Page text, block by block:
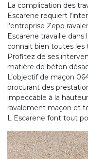
La complication des
Escarene requiert
l’entreprise Zepp
Escarene travaille
connait bien toutes
Profitez de ses
matière de béton
L’objectif de maçon
procurant des
impeccable à la
ravalement maçon et
L Escarene font tout